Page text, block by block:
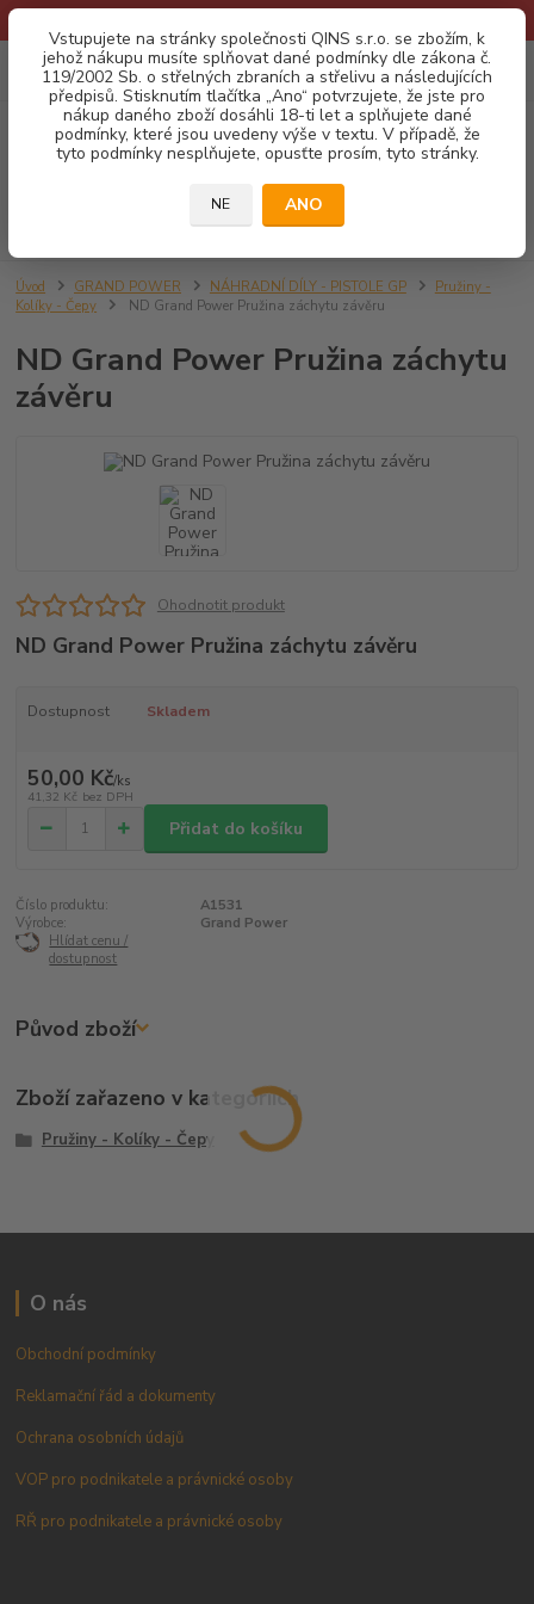
Vstupujete na stránky společnosti QINS s.r.o. se zbožím, k
jehož nákupu musíte splňovat dané podmínky dle zákona č.
119/2002 Sb. o střelných zbraních a střelivu a následujících
předpisů. Stisknutím tlačítka „Ano“ potvrzujete, že jste pro
nákup daného zboží dosáhli 18-ti let a splňujete dané
podmínky, které jsou uvedeny výše v textu. V případě, že
tyto podmínky nesplňujete, opusťte prosím, tyto stránky.
NE ANO
Menu
CZK 0
za0,00 Kč
Úvod GRAND POWER NÁHRADNÍ DÍLY - PISTOLE GP
Pružiny -
Kolíky - Čepy
ND Grand Power Pružina záchytu závěru
ND Grand Power Pružina záchytu
závěru
Ohodnotit produkt
ND Grand Power Pružina záchytu závěru
Dostupnost Skladem
50,00 Kč/ks
41,32 Kč bez DPH
Přidat do košíku
Číslo produktu:
A1531
Výrobce:
Grand Power
Hlídat cenu /
dostupnost
Původ zboží
Zboží zařazeno v kategoriích
Pružiny - Kolíky - Čepy
O nás
Obchodní podmínky
Reklamační řád a dokumenty
Ochrana osobních údajů
VOP pro podnikatele a právnické osoby
RŘ pro podnikatele a právnické osoby